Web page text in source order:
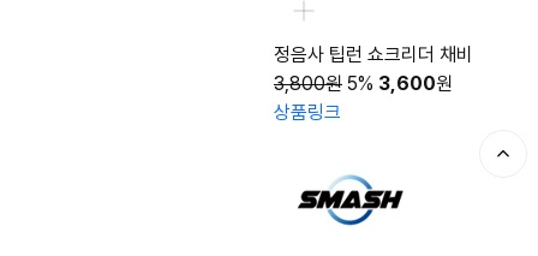
정음사 팁런 쇼크리더 채비
3,800원 5% 3,600원
상품링크